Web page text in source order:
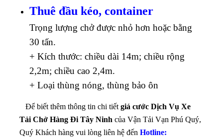
Thuê đầu kéo, container
Trọng lượng chở được nhỏ hơn hoặc bằng
30 tấn.
+ Kích thước: chiều dài 14m; chiều rộng
2,2m; chiều cao 2,4m.
+ Loại thùng nóng, thùng bảo ôn
Để biết thêm thông tin chi tiết giá cước Dịch Vụ Xe
Tải Chở Hàng Đi Tây Ninh của Vận Tải Vạn Phú Quý,
Quý Khách hàng vui lòng liên hệ đến Hotline: